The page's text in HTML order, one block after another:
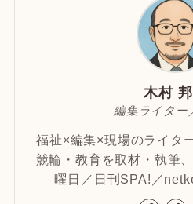
木村
編集ライター
福祉×編集×現場のライタ
競輪・教育を取材・執筆
曜日／日刊SPA!／